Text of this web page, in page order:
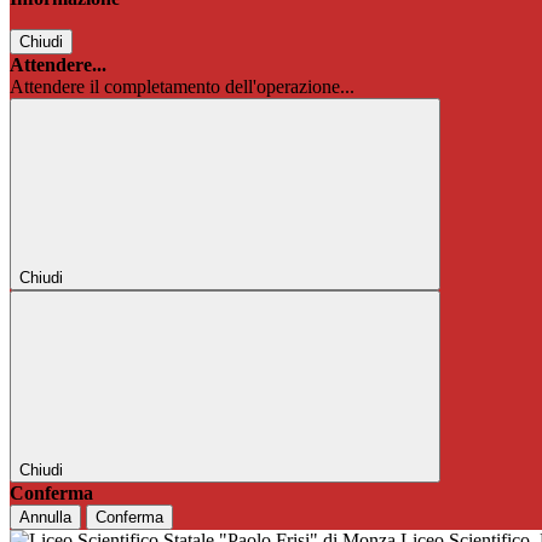
Chiudi
Attendere...
Attendere il completamento dell'operazione...
Chiudi
Chiudi
Conferma
Annulla Conferma